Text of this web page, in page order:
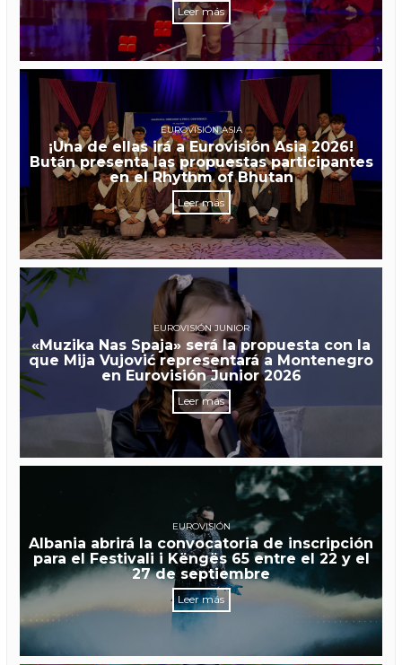
Leer más
EUROVISIÓN ASIA
¡Una de ellas irá a Eurovisión Asia 2026!
Bután presenta las propuestas participantes
en el Rhythm of Bhutan
Leer más
EUROVISIÓN JUNIOR
«Muzika Nas Spaja» será la propuesta con la
que Mija Vujović representará a Montenegro
en Eurovisión Junior 2026
Leer más
EUROVISIÓN
Albania abrirá la convocatoria de inscripción
para el Festivali i Këngës 65 entre el 22 y el
27 de septiembre
Leer más